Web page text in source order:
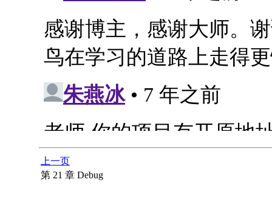
上一页
第 21 章 Debug